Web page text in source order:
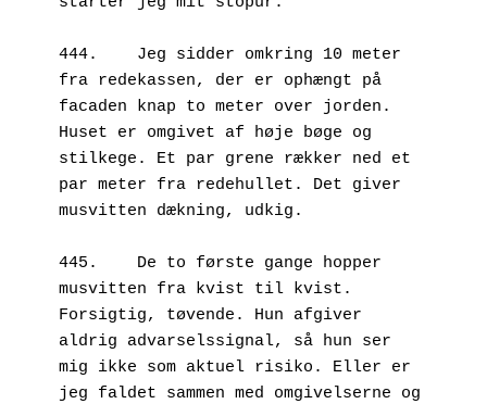
444.	Jeg sidder omkring 10 meter
fra redekassen, der er ophængt på
facaden knap to meter over jorden.
Huset er omgivet af høje bøge og
stilkege. Et par grene rækker ned et
par meter fra redehullet. Det giver
musvitten dækning, udkig.
445.	De to første gange hopper
musvitten fra kvist til kvist.
Forsigtig, tøvende. Hun afgiver
aldrig advarselssignal, så hun ser
mig ikke som aktuel risiko. Eller er
jeg faldet sammen med omgivelserne og